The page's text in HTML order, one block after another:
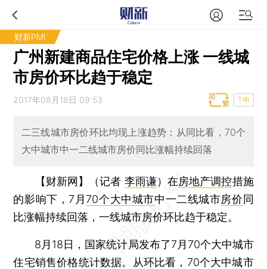
财新PMI
广州新建商品住宅价格上涨 一线城
市房价环比趋于稳定
2017年08月18日 09:53 T中
二三线城市房价环比均现上涨趋势；从同比看，70个
大中城市中一二线城市房价同比涨幅持续回落
【财新网】（记者 李雨谦） 在房地产调控措施
的影响下，7月 70个大中城市中一二线城市房价 同
比涨幅持续回落，一线城市房价环比趋于稳定。
8月18日，国家统计局发布了7月70个大中城市
住宅销售价格统计数据。从环比看，70个大中城市